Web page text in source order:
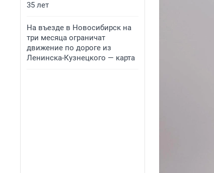
35 лет
На въезде в Новосибирск на
три месяца ограничат
движение по дороге из
Ленинска-Кузнецкого — карта